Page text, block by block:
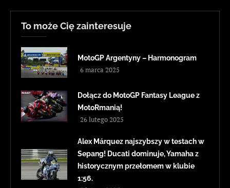
To może Cię zainteresuje
MotoGP Argentyny – Harmonogram
6 marca 2025
Dołącz do MotoGP Fantasy League z
MotoRmanią!
26 lutego 2025
Alex Márquez najszybszy w testach w
Sepang! Ducati dominuje, Yamaha z
historycznym przełomem w klubie
1:56.